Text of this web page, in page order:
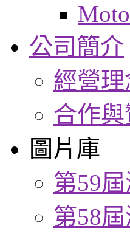
公司簡介
經營理
合作與
圖片庫
第59
第58